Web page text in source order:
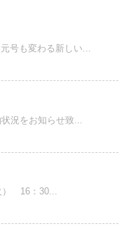
号も変わる新しい...
況をお知らせ致...
） 16：30...